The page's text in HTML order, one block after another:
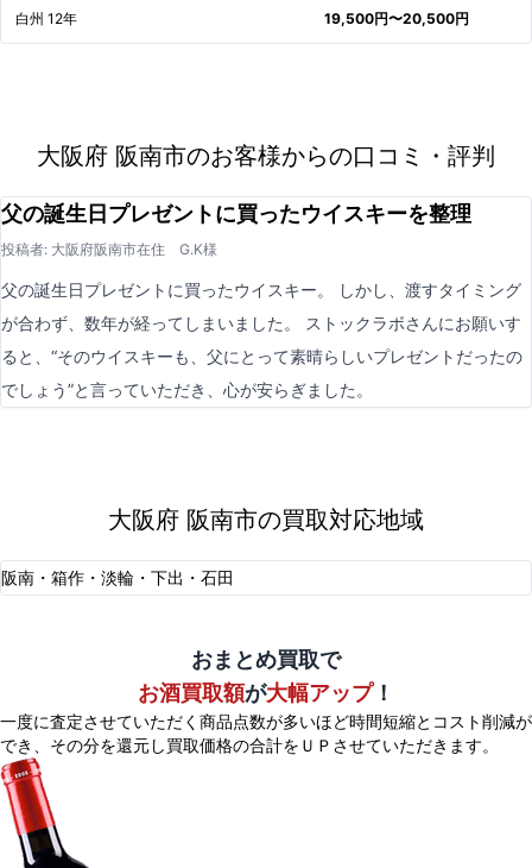
白州 12年 19,500円〜20,500円
大阪府 阪南市のお客様からの口コミ・評判
父の誕生日プレゼントに買ったウイスキーを整理
投稿者: 大阪府阪南市在住 G.K様
父の誕生日プレゼントに買ったウイスキー。 しかし、渡すタイミング
が合わず、数年が経ってしまいました。 ストックラボさんにお願いす
ると、“そのウイスキーも、父にとって素晴らしいプレゼントだったの
でしょう”と言っていただき、心が安らぎました。
大阪府 阪南市の買取対応地域
阪南・箱作・淡輪・下出・石田
おまとめ買取で
お酒買取額が大幅アップ！
一度に査定させていただく商品点数が多いほど時間短縮とコスト削減が
でき、 その分を還元し買取価格の合計をＵＰさせていただきます。